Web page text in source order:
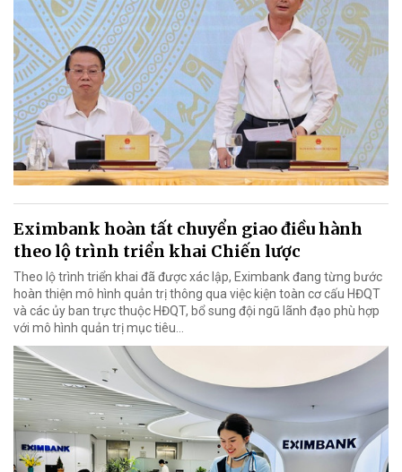
Eximbank hoàn tất chuyển giao điều hành
theo lộ trình triển khai Chiến lược
Theo lộ trình triển khai đã được xác lập, Eximbank đang từng bước
hoàn thiện mô hình quản trị thông qua việc kiện toàn cơ cấu HĐQT
và các ủy ban trực thuộc HĐQT, bổ sung đội ngũ lãnh đạo phù hợp
với mô hình quản trị mục tiêu...